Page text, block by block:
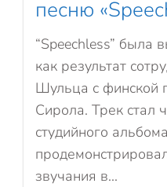
песню
“Speechless” была
как результат
Шульца с финской
Сирола. Трек стал
студийного
звучания в...